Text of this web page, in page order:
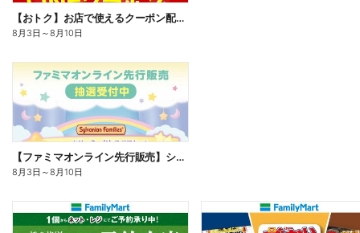
【おトク】お店で使えるクーポン配信中
8月3日 ～8月10日
【ファミマオンライン先行販売】シルバニアファミリー
8月3日 ～8月10日